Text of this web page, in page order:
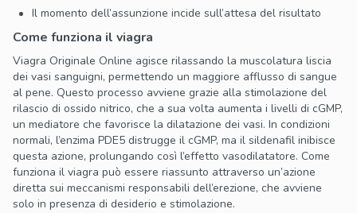
Il momento dell’assunzione incide sull’attesa del risultato
Come funziona il viagra
Viagra Originale Online agisce rilassando la muscolatura liscia
dei vasi sanguigni, permettendo un maggiore afflusso di sangue
al pene. Questo processo avviene grazie alla stimolazione del
rilascio di ossido nitrico, che a sua volta aumenta i livelli di cGMP,
un mediatore che favorisce la dilatazione dei vasi. In condizioni
normali, l’enzima PDE5 distrugge il cGMP, ma il sildenafil inibisce
questa azione, prolungando così l’effetto vasodilatatore. Come
funziona il viagra può essere riassunto attraverso un’azione
diretta sui meccanismi responsabili dell’erezione, che avviene
solo in presenza di desiderio e stimolazione.